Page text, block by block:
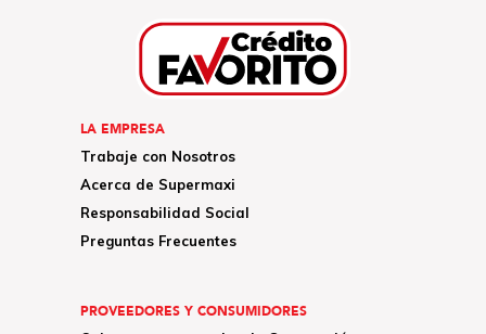
LA EMPRESA
Trabaje con Nosotros
Acerca de Supermaxi
Responsabilidad Social
Preguntas Frecuentes
PROVEEDORES Y CONSUMIDORES